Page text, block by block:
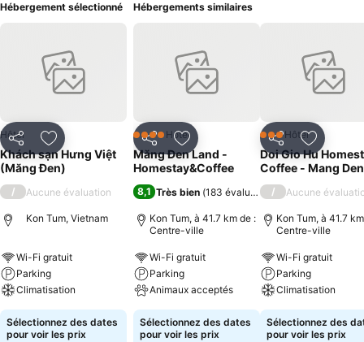
Hébergement sélectionné
PartagerAjouter à mes favoris
Hôtel
Khách sạn Hưng Việt
(Măng Đen)
/ Aucune évaluation
Kon Tum, Vietnam
Wi-Fi gratuit
Parking
Climatisation
Sélectionnez des dates
pour voir les prix
Hébergements similaires
PartagerAjouter à mes favoris
4 ÉtoilesHôtel
Măng Đen Land -
Homestay&Coffee
8,1 Très bien (183 évaluations
Kon Tum, à 41.7 km de :
Centre-ville
Wi-Fi gratuit
Parking
Animaux acceptés
Sélectionnez des dates
pour voir les prix
PartagerAjouter
3 ÉtoilesHôtel
Doi Gio Hu
Coffee - Mang Den
/ Aucune
Kon Tum, à 41.7
Centre-ville
Wi-Fi gratuit
Parking
Climatisation
Sélectionnez des
pour voir les prix